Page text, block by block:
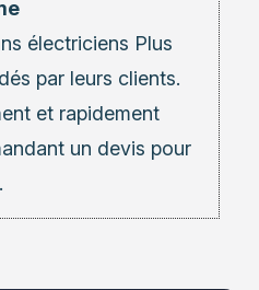
électriciens Plus
par leurs clients.
et rapidement
un devis pour